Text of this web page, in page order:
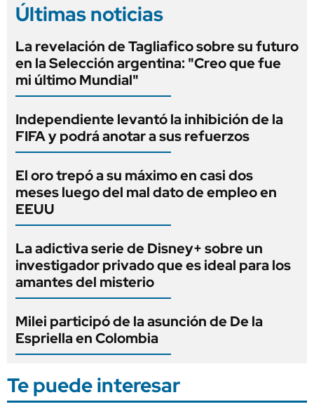
Últimas noticias
La revelación de Tagliafico sobre su futuro
en la Selección argentina: "Creo que fue
mi último Mundial"
Independiente levantó la inhibición de la
FIFA y podrá anotar a sus refuerzos
El oro trepó a su máximo en casi dos
meses luego del mal dato de empleo en
EEUU
La adictiva serie de Disney+ sobre un
investigador privado que es ideal para los
amantes del misterio
Milei participó de la asunción de De la
Espriella en Colombia
Te puede interesar